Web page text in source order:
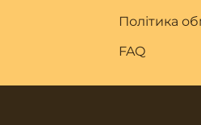
Політика
FAQ